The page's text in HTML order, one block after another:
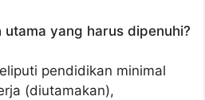
yang harus dipenuhi?
pendidikan minimal
(diutamakan),